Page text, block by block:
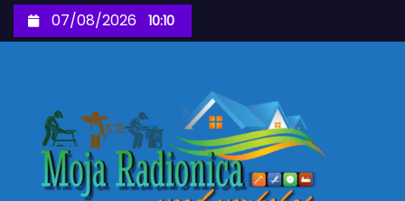
k
07/08/2026 10:10